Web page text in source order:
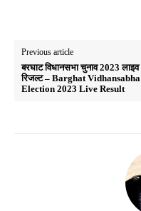
Previous article
बरघाट विधानसभा चुनाव 2023 लाइव
रिजल्ट – Barghat Vidhansabha
Election 2023 Live Result